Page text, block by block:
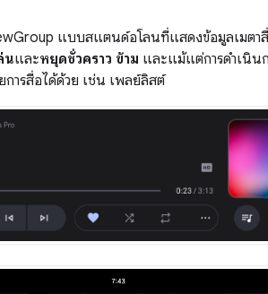
แบบสแตนด์อโลนที่แสดงข้อมูลเมต
นและหยุดชั่วคราว ข้าม และแม้แต่การดำเนิน
การสื่อได้ด้วย เช่น เพลย์ลิสต์